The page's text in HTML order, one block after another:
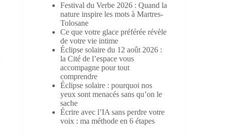
Festival du Verbe 2026 : Quand la
nature inspire les mots à Martres-
Tolosane
Ce que votre glace préférée révèle
de votre vie intime
Éclipse solaire du 12 août 2026 :
la Cité de l’espace vous
accompagne pour tout
comprendre
Éclipse solaire : pourquoi nos
yeux sont menacés sans qu’on le
sache
Écrire avec l’IA sans perdre votre
voix : ma méthode en 6 étapes